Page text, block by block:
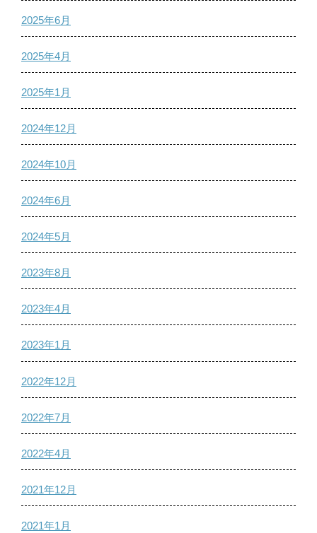
2025年6月
2025年4月
2025年1月
2024年12月
2024年10月
2024年6月
2024年5月
2023年8月
2023年4月
2023年1月
2022年12月
2022年7月
2022年4月
2021年12月
2021年1月